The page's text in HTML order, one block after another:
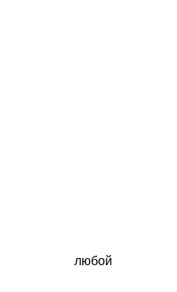
любой